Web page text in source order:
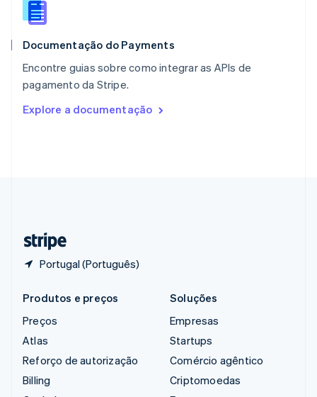
Documentação do Payments
Encontre guias sobre como integrar as APIs de
pagamento da Stripe.
Explore a documentação
Portugal (Português)
Português
RAE de Hong Kong, China
Reino Unido
República Tcheca
English
English
Produtos e preços
Preços
Atlas
Reforço de autorização
Billing
Soluções
Empresas
Startups
Comércio agêntico
Criptomoedas